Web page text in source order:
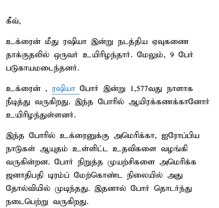
கீவ்,
உக்ரைன் மீது ரஷியா இன்று நடத்திய ஏவுகணை
தாக்குதலில் ஒருவர் உயிரிழந்தார். மேலும், 9 பேர்
படுகாயமடைந்தனர்.
உக்ரைன் , ரஷியா போர் இன்று 1,577வது நாளாக
நீடித்து வருகிறது. இந்த போரில் ஆயிரக்கணக்கானோர்
உயிரிழந்துள்ளனர்.
இந்த போரில் உக்ரைனுக்கு அமெரிக்கா, ஐரோப்பிய
நாடுகள் ஆயுதம் உள்ளிட்ட உதவிகளை வழங்கி
வருகின்றன. போர் நிறுத்த முயற்சிகளை அமெரிக்க
ஜனாதிபதி டிரம்ப் மேற்கொண்ட நிலையில் அது
தோல்வியில் முடிந்தது. இதனால் போர் தொடர்ந்து
நடைபெற்று வருகிறது.